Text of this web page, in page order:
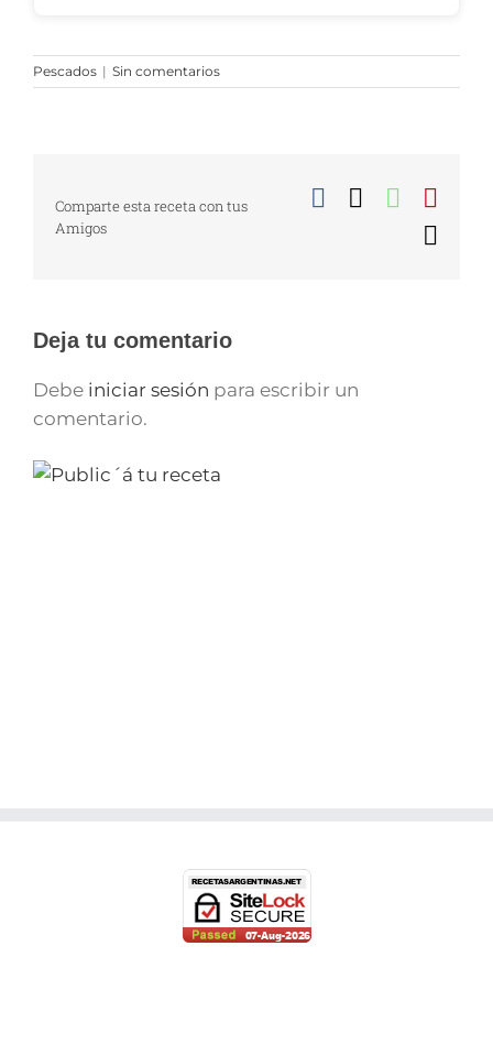
Pescados | Sin comentarios
Comparte esta receta con tus
Amigos
Facebook
Deja tu comentario
Debe iniciar sesión para escribir un
comentario.